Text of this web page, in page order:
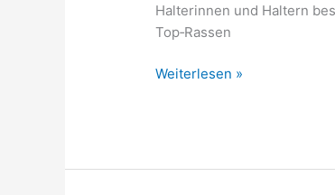
Halterinnen und Haltern
Top‑Rassen
Die
Weiterlesen »